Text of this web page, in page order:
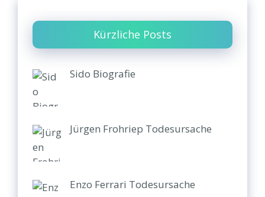
Kürzliche Posts
Sido Biografie
Jürgen Frohriep Todesursache
Enzo Ferrari Todesursache